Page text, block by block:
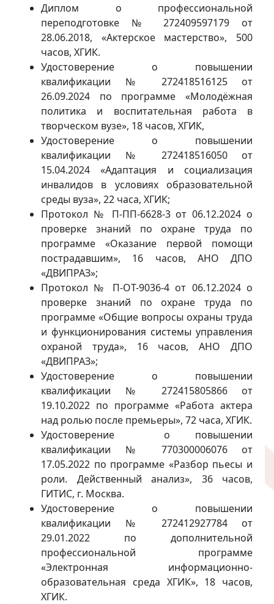
Диплом о профессиональной
переподготовке № 272409597179 от
28.06.2018, «Актерское мастерство», 500
часов, ХГИК.
Удостоверение о повышении
квалификации № 272418516125 от
26.09.2024 по программе «Молодёжная
политика и воспитательная работа в
творческом вузе», 18 часов, ХГИК,
Удостоверение о повышении
квалификации № 272418516050 от
15.04.2024 «Адаптация и социализация
инвалидов в условиях образовательной
среды вуза», 22 часа, ХГИК;
Протокол № П-ПП-6628-3 от 06.12.2024 о
проверке знаний по охране труда по
программе «Оказание первой помощи
пострадавшим», 16 часов, АНО ДПО
«ДВИПРАЗ»;
Протокол № П-ОТ-9036-4 от 06.12.2024 о
проверке знаний по охране труда по
программе «Общие вопросы охраны труда
и функционирования системы управления
охраной труда», 16 часов, АНО ДПО
«ДВИПРАЗ»;
Удостоверение о повышении
квалификации № 272415805866 от
19.10.2022 по программе «Работа актера
над ролью после премьеры», 72 часа, ХГИК.
Удостоверение о повышении
квалификации № 770300006076 от
17.05.2022 по программе «Разбор пьесы и
роли. Действенный анализ», 36 часов,
ГИТИС, г. Москва.
Удостоверение о повышении
квалификации № 272412927784 от
29.01.2022 по дополнительной
профессиональной программе
«Электронная информационно-
образовательная среда ХГИК», 18 часов,
ХГИК.